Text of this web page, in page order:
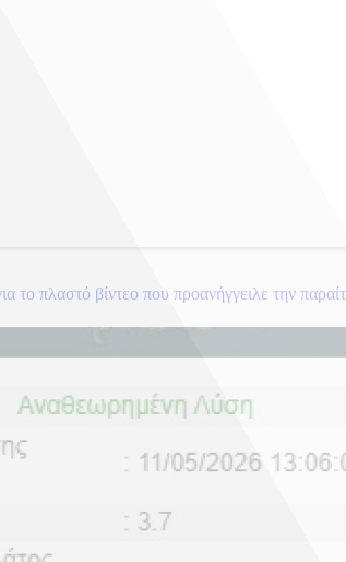
πλαστό βίντεο που προανήγγειλε την